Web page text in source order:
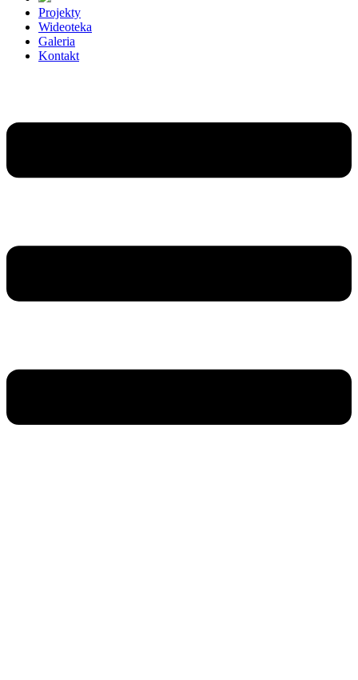
Projekty
Wideoteka
Galeria
Kontakt